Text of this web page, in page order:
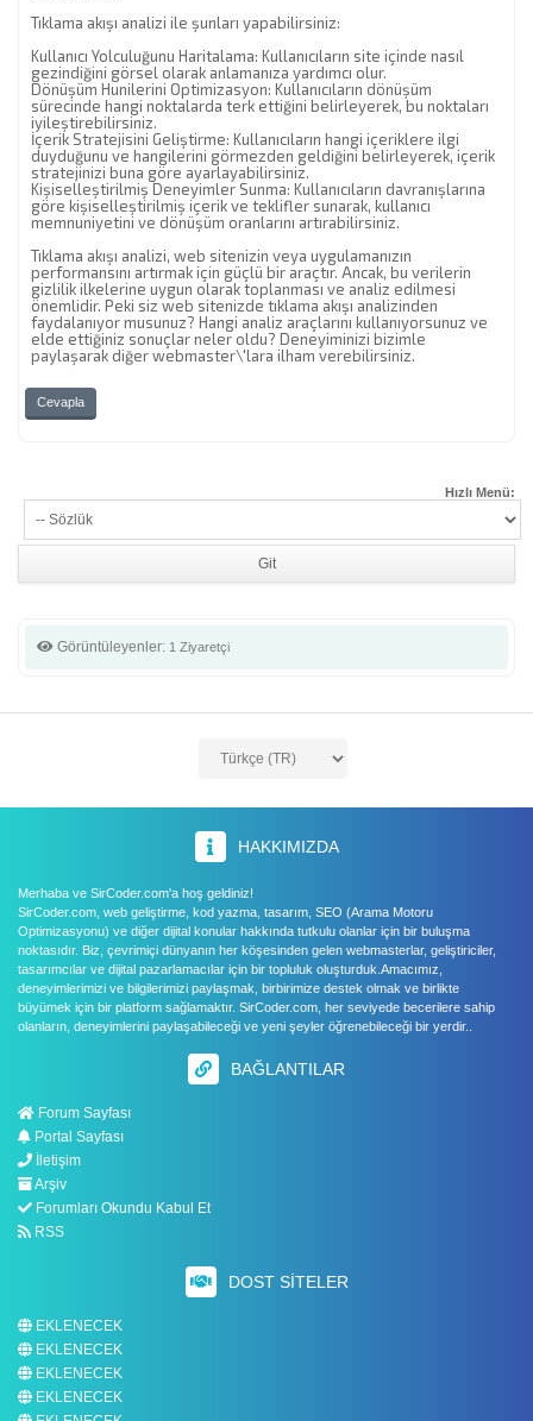
Tıklama akışı analizi ile şunları yapabilirsiniz:
Kullanıcı Yolculuğunu Haritalama: Kullanıcıların site içinde nasıl
gezindiğini görsel olarak anlamanıza yardımcı olur.
Dönüşüm Hunilerini Optimizasyon: Kullanıcıların dönüşüm
sürecinde hangi noktalarda terk ettiğini belirleyerek, bu noktaları
iyileştirebilirsiniz.
İçerik Stratejisini Geliştirme: Kullanıcıların hangi içeriklere ilgi
duyduğunu ve hangilerini görmezden geldiğini belirleyerek, içerik
stratejinizi buna göre ayarlayabilirsiniz.
Kişiselleştirilmiş Deneyimler Sunma: Kullanıcıların davranışlarına
göre kişiselleştirilmiş içerik ve teklifler sunarak, kullanıcı
memnuniyetini ve dönüşüm oranlarını artırabilirsiniz.
Tıklama akışı analizi, web sitenizin veya uygulamanızın
performansını artırmak için güçlü bir araçtır. Ancak, bu verilerin
gizlilik ilkelerine uygun olarak toplanması ve analiz edilmesi
önemlidir. Peki siz web sitenizde tıklama akışı analizinden
faydalanıyor musunuz? Hangi analiz araçlarını kullanıyorsunuz ve
elde ettiğiniz sonuçlar neler oldu? Deneyiminizi bizimle
paylaşarak diğer webmaster\'lara ilham verebilirsiniz.
Cevapla
Hızlı Menü:
Görüntüleyenler: 1 Ziyaretçi
HAKKIMIZDA
Merhaba ve SirCoder.com'a hoş geldiniz!
SirCoder.com, web geliştirme, kod yazma, tasarım, SEO (Arama Motoru
Optimizasyonu) ve diğer dijital konular hakkında tutkulu olanlar için bir buluşma
noktasıdır. Biz, çevrimiçi dünyanın her köşesinden gelen webmasterlar, geliştiriciler,
tasarımcılar ve dijital pazarlamacılar için bir topluluk oluşturduk.Amacımız,
deneyimlerimizi ve bilgilerimizi paylaşmak, birbirimize destek olmak ve birlikte
büyümek için bir platform sağlamaktır. SirCoder.com, her seviyede becerilere sahip
olanların, deneyimlerini paylaşabileceği ve yeni şeyler öğrenebileceği bir yerdir..
BAĞLANTILAR
Forum Sayfası
Portal Sayfası
İletişim
Arşiv
Forumları Okundu Kabul Et
RSS
DOST SITELER
EKLENECEK
EKLENECEK
EKLENECEK
EKLENECEK